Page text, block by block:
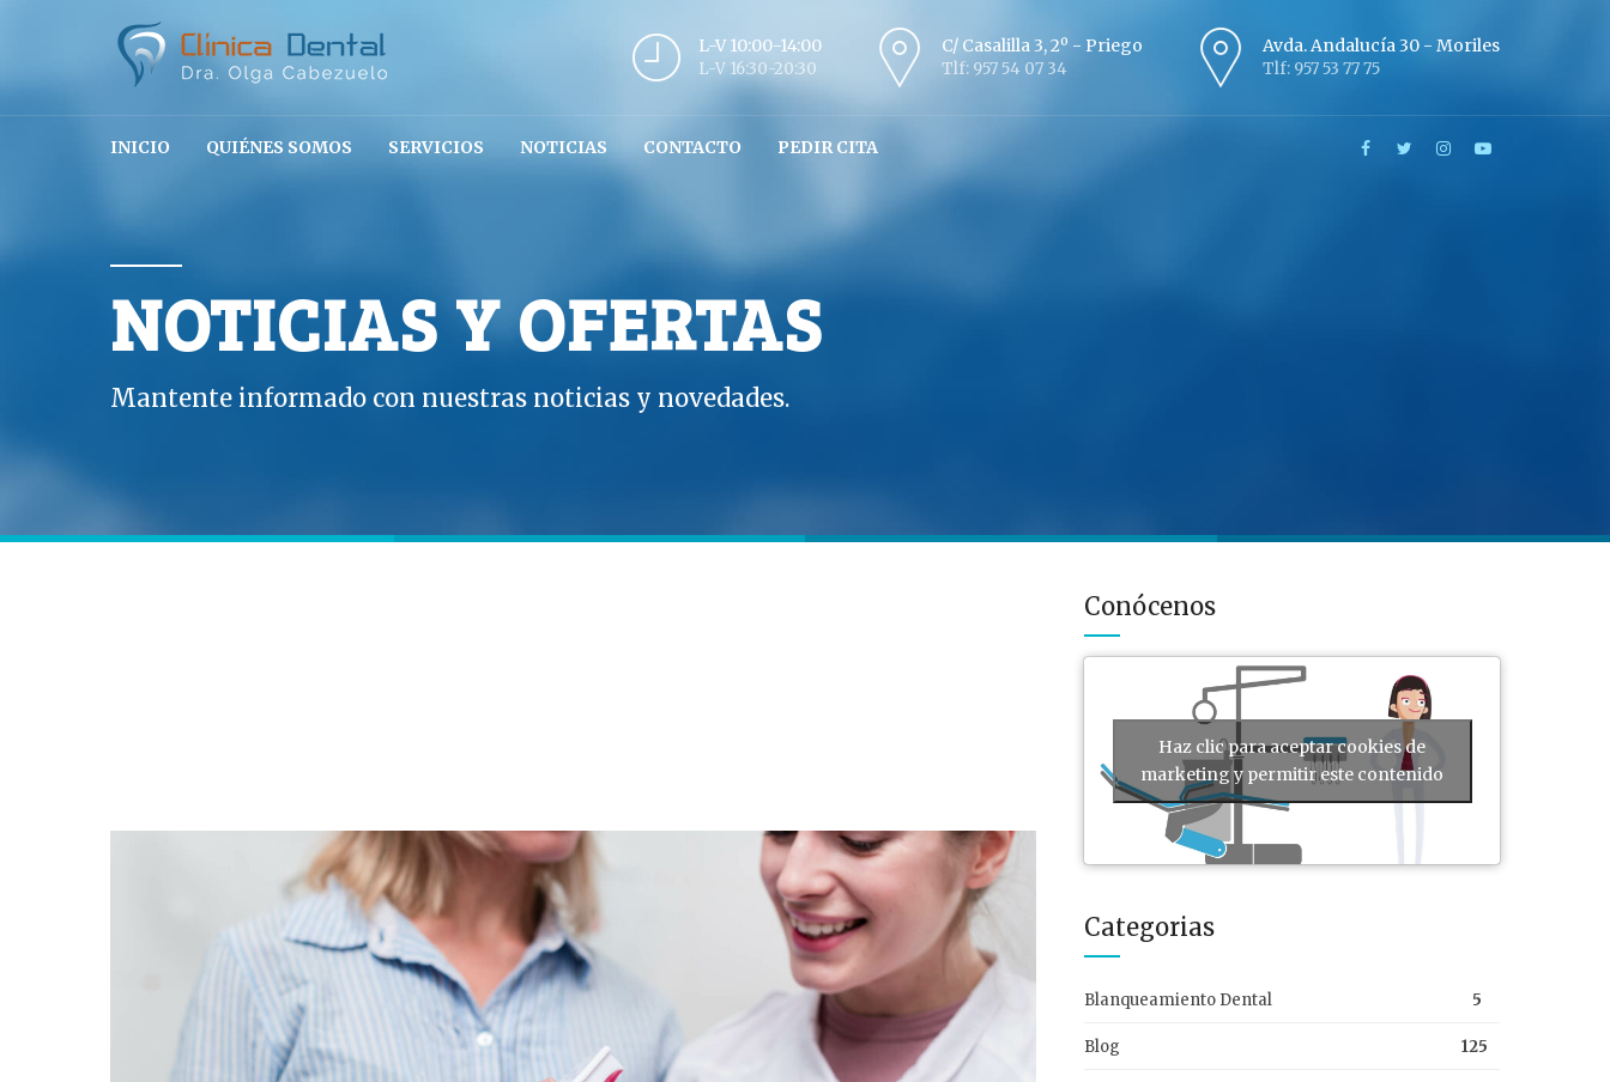
L-V 10:00-14:00
L-V 16:30-20:30
C/ Casalilla 3, 2º - Priego
Tlf: 957 54 07 34
Avda. Andalucía 30 - Moriles
Tlf: 957 53 77 75
INICIO QUIÉNES SOMOS SERVICIOS NOTICIAS CONTACTO PEDIR CITA
NOTICIAS Y OFERTAS
Mantente informado con nuestras noticias y novedades.
Conócenos
Haz clic para aceptar cookies de
marketing y permitir este contenido
Categorias
Blanqueamiento Dental 5
Blog 125